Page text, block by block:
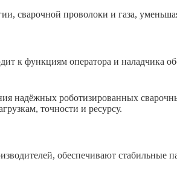
сварочной проволоки и газа,
к функциям оператора и наладчика
надёжных роботизированных
точности и ресурсу.
обеспечивают стабильные